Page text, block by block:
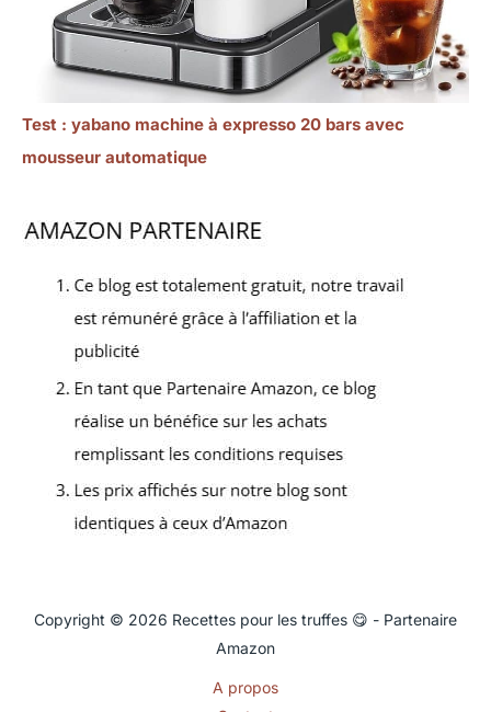
Test : yabano machine à expresso 20 bars avec
mousseur automatique
Copyright © 2026 Recettes pour les truffes 😋 - Partenaire
Amazon
A propos